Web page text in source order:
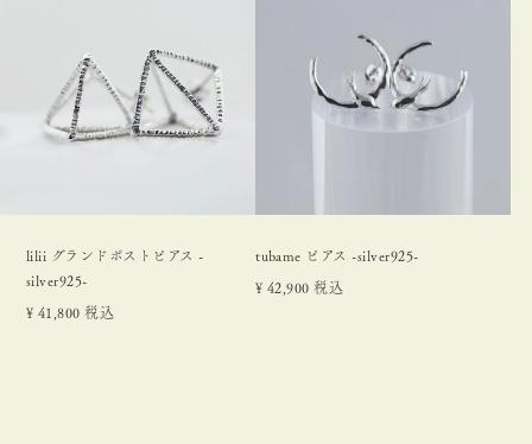
lilii グランドポストピアス -
silver925-
¥ 41,800 税込
tubame ピアス -silver925-
¥ 42,900 税込